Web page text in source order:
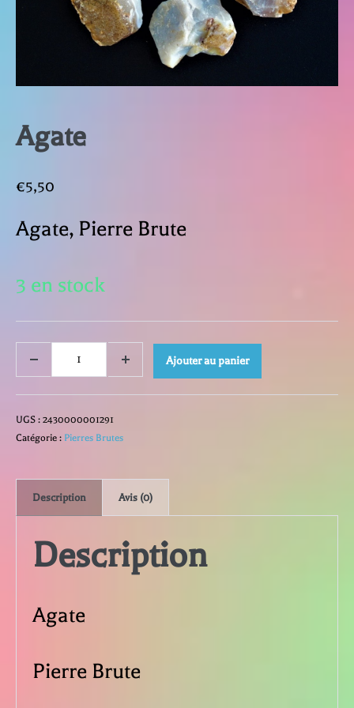
Agate
€5,50
Agate, Pierre Brute
3 en stock
quantité
de
Agate
Ajouter au panier
UGS : 2430000001291
Catégorie : Pierres Brutes
Description Avis (0)
Description
Agate
Pierre Brute